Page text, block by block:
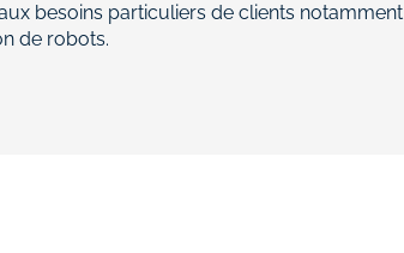
besoins particuliers de clients notamment
de robots.